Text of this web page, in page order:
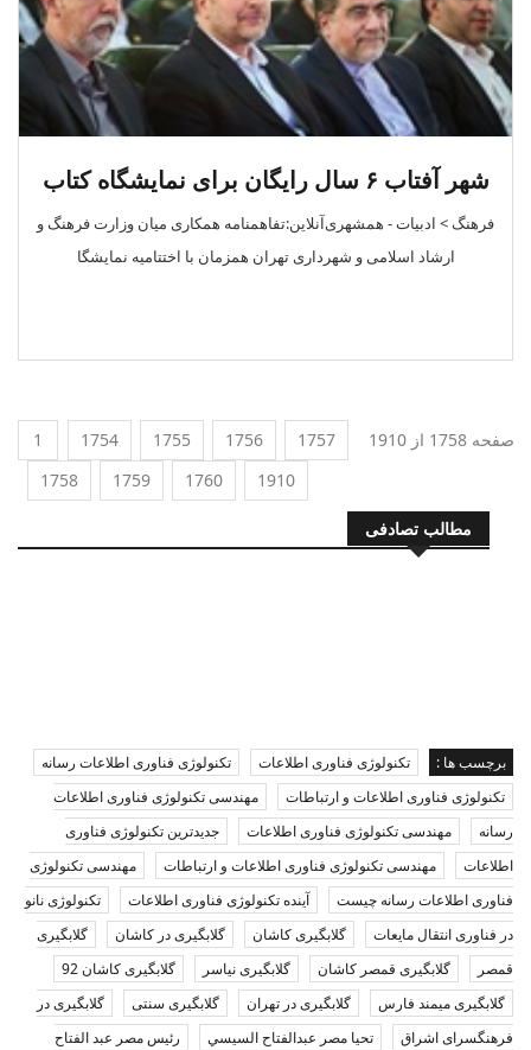
شهر آفتاب ۶ سال رایگان برای نمایشگاه کتاب
فرهنگ > ادبیات - همشهری‌آنلاین:تفاهمنامه همکاری میان وزارت فرهنگ و
ارشاد اسلامی و شهرداری تهران همزمان با اختتامیه نمایشگا
1 1754 1755 1756
1757
1758
1759 1760 1910
صفحه 1758 از 1910
مطالب تصادفی
برچسب ها : تکنولوژی فناوری اطلاعات
تکنولوژی فناوری اطلاعات رسانه
تکنولوژی فناوری اطلاعات و ارتباطات
مهندسی تکنولوژی فناوری اطلاعات
رسانه
مهندسی تکنولوژی فناوری اطلاعات
جدیدترین تکنولوژی فناوری
اطلاعات
مهندسی تکنولوژی فناوری اطلاعات و ارتباطات
مهندسی تکنولوژی
فناوری اطلاعات رسانه چیست
آینده تکنولوژی فناوری اطلاعات
تکنولوژی نانو
در فناوری انتقال مایعات
گلابگیری کاشان گلابگیری در کاشان
گلابگیری
قمصر
گلابگیری قمصر کاشان گلابگیری نیاسر
گلابگیری کاشان 92
گلابگیری میمند فارس
گلابگیری در تهران گلابگیری سنتی
گلابگیری در
فرهنگسرای اشراق
تحيا مصر عبدالفتاح السيسي
رئيس مصر عبد الفتاح